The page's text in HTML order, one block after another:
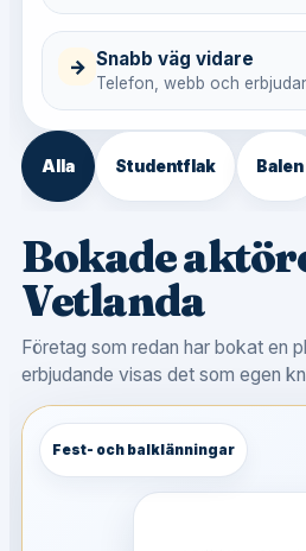
→ Snabb väg vidare
Telefon, webb och
Alla Studentflak Balen
Bokade
Vetlanda
Företag som redan har bokat en
erbjudande visas det som egen
Fest- och balklänningar